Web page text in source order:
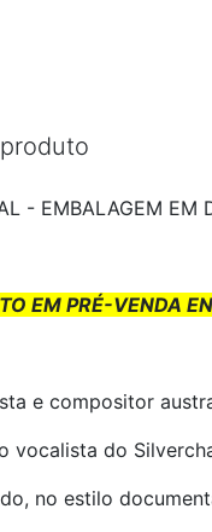
- EMBALAGEM
EM PRÉ-VENDA
e compositor
vocalista do
no estilo